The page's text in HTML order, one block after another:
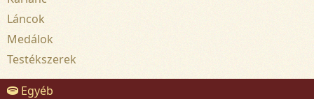
Láncok
Medálok
Testékszerek
Egyéb